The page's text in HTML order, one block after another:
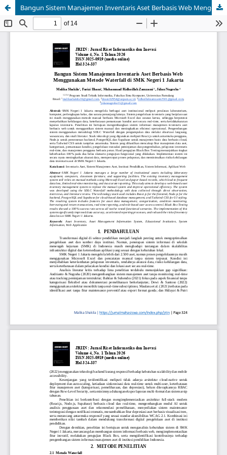
Bangun Sistem Manajemen Inventaris Aset Berbasis Web Menggunakan Metode Waterfall di SMK Negeri 1 Jakarta